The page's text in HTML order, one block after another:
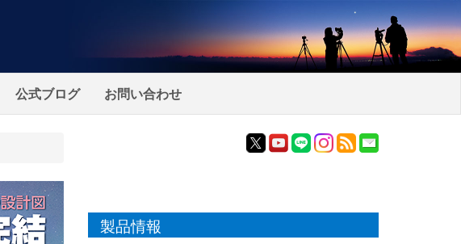
公式ブログ お問い合わせ
製品情報